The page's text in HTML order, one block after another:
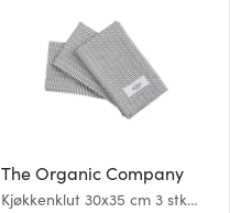
The Organic Company
Kjøkkenklut 30x35 cm 3 stk